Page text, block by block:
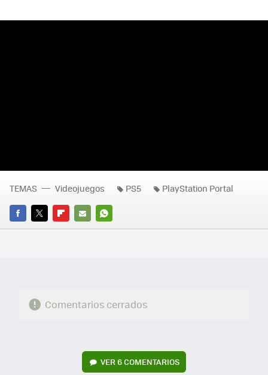
FACEBOOK
TWITTERFLIPBOARD
E-
WHATSAPP
TEMAS Videojuegos PS5 PlayStation Portal
Comentarios cerrados
VER 6 COMENTARIOS